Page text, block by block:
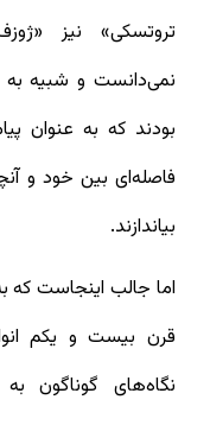
تروتسکی» نیز
نمی‌دانست و شبیه به
بودند که به عنوان
فاصله‌ای بین خود و
بیاندازند.
اما جالب اینجاست که
قرن بیست و یکم
نگاه‌های گوناگون